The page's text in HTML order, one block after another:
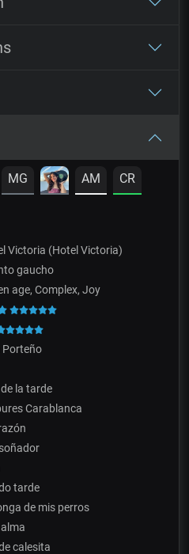
MG AM CR
Victoria (Hotel Victoria)
gaucho
age, Complex, Joy
la tarde
Carablanca
tarde
de mis perros
calesita